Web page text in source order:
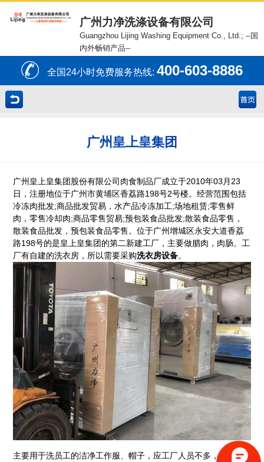
广州力净洗涤设备有限公司
Guangzhou Lijing Washing Equipment Co., Ltd.; --国
内外畅销产品--
全国24小时免费服务热线:400-603-8886
广州皇上皇集团
广州皇上皇集团股份有限公司肉食制品厂成立于2010年03月23
日，注册地位于广州市黄埔区香荔路198号2号楼。经营范围包括
冷冻肉批发;商品批发贸易，水产品冷冻加工;场地租赁;零售鲜
肉，零售冷却肉;商品零售贸易;预包装食品批发;散装食品零售，
散装食品批发，预包装食品零售。位于广州增城区永安大道香荔
路198号的是皇上皇集团的第二新建工厂，主要做腊肉，肉肠。工
厂有自建的洗衣房，所以需要采购洗衣房设备。
主要用于洗员工的洁净工作服、帽子，应工厂人员不多，所以推